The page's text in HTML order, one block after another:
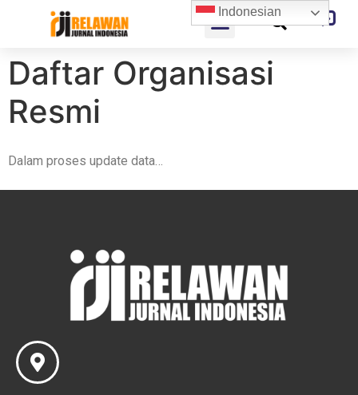
Daftar Organisasi
Resmi
Dalam proses update data…
Indonesian